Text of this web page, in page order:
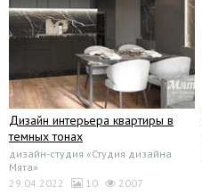
Дизайн интерьера квартиры в
темных тонах
дизайн-студия «Студия дизайна
Мята»
29.04.2022
10 2007